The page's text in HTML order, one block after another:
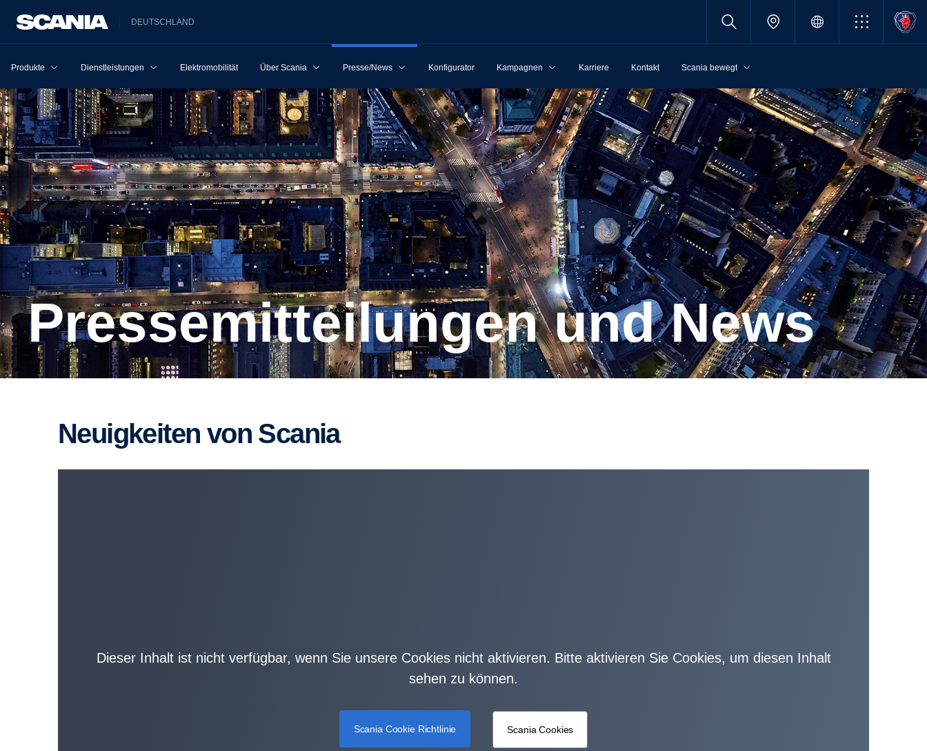
DEUTSCHLAND
Produkte Dienstleistungen Elektromobilität Über Scania Presse/News Konfigurator Kampagnen Karriere Kontakt Scania bewegt
Presse­mit­tei­lungen und News
Neuig­keiten von Scania
Dieser Inhalt ist nicht verfügbar, wenn Sie unsere Cookies nicht aktivieren. Bitte aktivieren Sie Cookies, um diesen Inhalt
sehen zu können.
Scania Cookie Richtlinie Scania Cookies